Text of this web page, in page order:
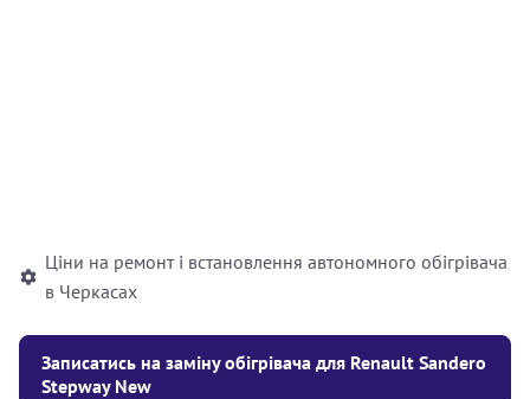
Ціни на ремонт і встановлення автономного обігрівача
в Черкасах
Записатись на заміну обігрівача для Renault Sandero
Stepway New